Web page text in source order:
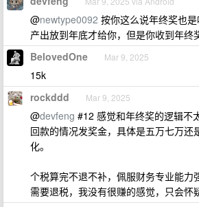
@newtype0092 按你这么说年终奖也
产出放到年底才给你，但是你收到年终
BelovedOne Mar 9, 2025
15k
rockddd Mar 9, 2025
@devfeng #12 感觉和年终奖的逻辑不
回款的情况发奖金，具体是五万七万还
化。
个税算完不退不补，佩服财务专业能力
需要退税，我没有很赚的感觉，只会怀